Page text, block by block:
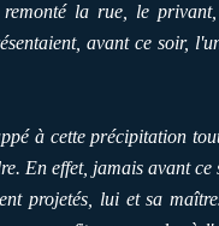
la rue, le
avant ce soir,
à cette précipitation
En effet, jamais avant
projetés, lui et sa